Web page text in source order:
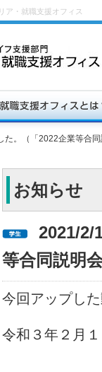
ア・就職支援オフィス
た。（「2022企業等合
お知らせ
2021/2/
等合同説明
今回アップし
令和３年２月